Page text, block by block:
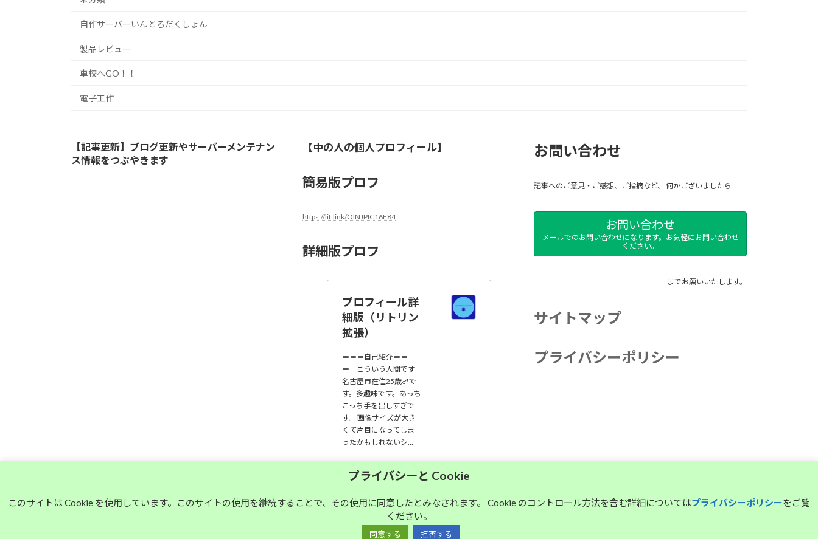
自作サーバーいんとろだくしょん
製品レビュー
車校へGO！！
電子工作
【記事更新】ブログ更新やサーバーメンテナン
ス情報をつぶやきます
【中の人の個人プロフィール】
簡易版プロフ
https://lit.link/OINJPIC16F84
詳細版プロフ
プロフィール詳
細版（リトリン
拡張）
＝＝＝自己紹介＝＝
＝ こういう人間です
名古屋市在住25歳♂で
す。多趣味です。あっち
こっち手を出しすぎで
す。 画像サイズが大き
くて片目になってしま
ったかもしれないシ…
大須中毒名古屋人
のブログ
お問い合わせ
記事へのご意見・ご感想、ご指摘など、 何かございましたら
お問い合わせ
メールでのお問い合わせになります。お気軽にお問い合わせ
ください。
までお願いいたします。
サイトマップ
プライバシーポリシー
Copyright © 大須中毒名古屋人のブログ All Rights Reserved.
プライバシーと Cookie
このサイトは Cookie を使用しています。このサイトの使用を継続することで、その使用に同意したとみなされます。 Cookie のコントロール方法を含む詳細についてはプライバシーポリシーをご覧
ください。
同意する 拒否する